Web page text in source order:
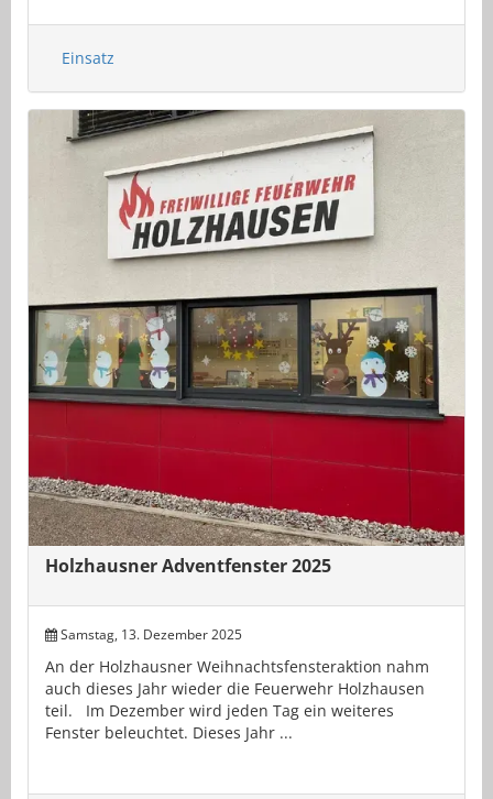
Einsatz
Holzhausner Adventfenster 2025
Samstag, 13. Dezember 2025
An der Holzhausner Weihnachtsfensteraktion nahm
auch dieses Jahr wieder die Feuerwehr Holzhausen
teil. Im Dezember wird jeden Tag ein weiteres
Fenster beleuchtet. Dieses Jahr ...